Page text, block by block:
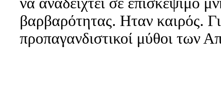
βαρβαρότητας. Ηταν καιρός.
προπαγανδιστικοί μύθοι των